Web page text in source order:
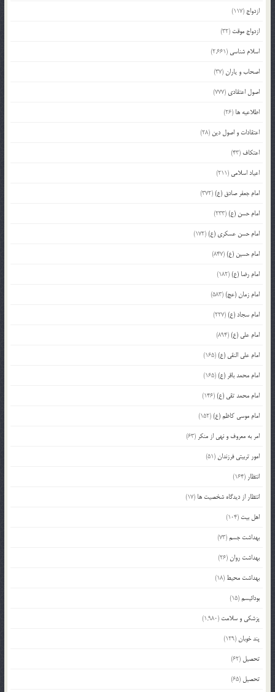
ازدواج (117)
ازدواج موقت (32)
اسلام شناسی (2,661)
اصحاب و یاران(37)
اصول اعتقادی (777)
اطلاعیه ها (26)
اعتقادات و اصول دین (28)
اعتکاف (43)
اعیاد اسلامی (211)
امام جعفر صادق (ع)(372)
امام حسن (ع)(233)
امام حسن عسکری (ع)(172)
امام حسین (ع)(847)
امام رضا (ع)(182)
امام زمان (عج)(583)
امام سجاد (ع)(227)
امام علی (ع)(894)
امام علی النقی (ع)(165)
امام محمد باقر (ع)(165)
امام محمد تقی (ع)(146)
امام موسی کاظم (ع)(152)
امر به معروف و نهی از منکر (63)
امور تربیتی فرزندان(51)
انتظار (164)
انتظار از دیدگاه شخصیت ها (17)
اهل بیت (104)
بهداشت جسم(73)
بهداشت روان(26)
بهداشت محیط (18)
بودائیسم(15)
پزشکی و سلامت (1,980)
پند خوبان(129)
تحصیل (62)
تحصیل (65)